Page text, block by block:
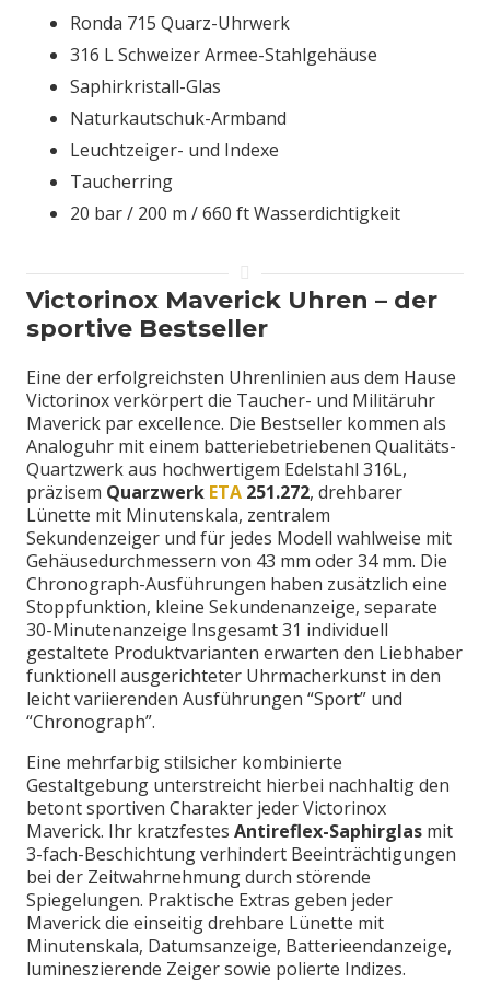
Ronda 715 Quarz-Uhrwerk
316 L Schweizer Armee-Stahlgehäuse
Saphirkristall-Glas
Naturkautschuk-Armband
Leuchtzeiger- und Indexe
Taucherring
20 bar / 200 m / 660 ft Wasserdichtigkeit
Victorinox Maverick Uhren – der
sportive Bestseller
Eine der erfolgreichsten Uhrenlinien aus dem Hause
Victorinox verkörpert die Taucher- und Militäruhr
Maverick par excellence. Die Bestseller kommen als
Analoguhr mit einem batteriebetriebenen Qualitäts-
Quartzwerk aus hochwertigem Edelstahl 316L,
präzisem Quarzwerk ETA 251.272, drehbarer
Lünette mit Minutenskala, zentralem
Sekundenzeiger und für jedes Modell wahlweise mit
Gehäusedurchmessern von 43 mm oder 34 mm. Die
Chronograph-Ausführungen haben zusätzlich eine
Stoppfunktion, kleine Sekundenanzeige, separate
30-Minutenanzeige Insgesamt 31 individuell
gestaltete Produktvarianten erwarten den Liebhaber
funktionell ausgerichteter Uhrmacherkunst in den
leicht variierenden Ausführungen “Sport” und
“Chronograph”.
Eine mehrfarbig stilsicher kombinierte
Gestaltgebung unterstreicht hierbei nachhaltig den
betont sportiven Charakter jeder Victorinox
Maverick. Ihr kratzfestes Antireflex-Saphirglas mit
3-fach-Beschichtung verhindert Beeinträchtigungen
bei der Zeitwahrnehmung durch störende
Spiegelungen. Praktische Extras geben jeder
Maverick die einseitig drehbare Lünette mit
Minutenskala, Datumsanzeige, Batterieendanzeige,
lumineszierende Zeiger sowie polierte Indizes.